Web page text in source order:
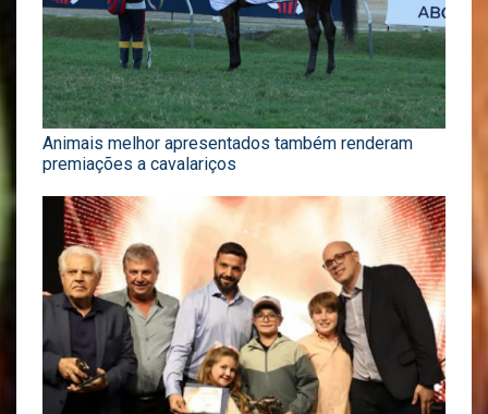
Animais melhor apresentados também renderam
premiações a cavalariços